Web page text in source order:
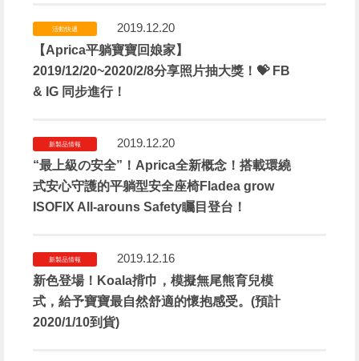
活動快遞
2019.12.20
【Aprica平躺寶寶回娘家】
2019/12/20~2020/2/8分享照片抽大獎！💝 FB
& IG 同步進行！
新製品情報
2019.12.20
“最上級の安全”！Aprica全新概念！搭載環繞
式安心守護的平躺型安全座椅Fladea grow
ISOFIX All-arouns Safety矚目登台！
新製品情報
2019.12.16
新色登場！Koala揹巾，模擬無尾熊育兒模
式，給予寶寶最自然舒適的懷抱感受。(預計
2020/1/10到貨)